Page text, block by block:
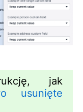
jak
usunięte